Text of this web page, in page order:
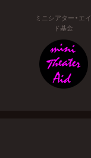
ミニシアター・エイ
ド基金